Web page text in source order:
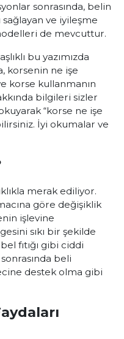
sonrasında, belin
ve iyileşme
de mevcuttur.
bu yazımızda
korsenin ne işe
korse kullanmanın
bilgileri sizler
“korse ne işe
İyi okumalar ve
merak ediliyor.
göre değişiklik
işlevine
sıkı bir şekilde
fıtığı gibi ciddi
beli
destek olma gibi